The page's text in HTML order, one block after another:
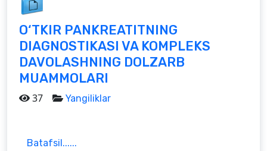
O‘TKIR PANKREATITNING
DIAGNOSTIKASI VA KOMPLEKS
DAVOLASHNING DOLZARB
MUAMMOLARI
37 Yangiliklar
Batafsil......